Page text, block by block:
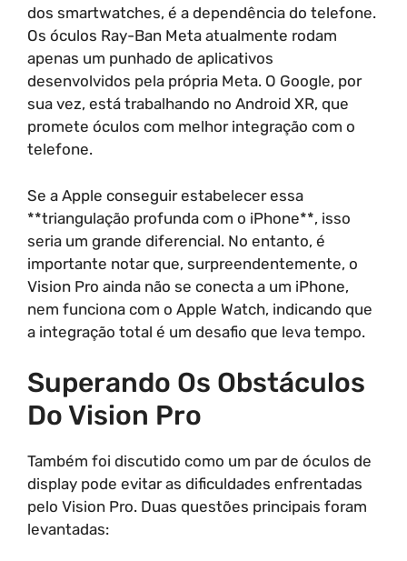
dos smartwatches, é a dependência do telefone.
Os óculos Ray-Ban Meta atualmente rodam
apenas um punhado de aplicativos
desenvolvidos pela própria Meta. O Google, por
sua vez, está trabalhando no Android XR, que
promete óculos com melhor integração com o
telefone.
Se a Apple conseguir estabelecer essa
**triangulação profunda com o iPhone**, isso
seria um grande diferencial. No entanto, é
importante notar que, surpreendentemente, o
Vision Pro ainda não se conecta a um iPhone,
nem funciona com o Apple Watch, indicando que
a integração total é um desafio que leva tempo.
Superando Os Obstáculos
Do Vision Pro
Também foi discutido como um par de óculos de
display pode evitar as dificuldades enfrentadas
pelo Vision Pro. Duas questões principais foram
levantadas: